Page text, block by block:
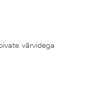
värvidega